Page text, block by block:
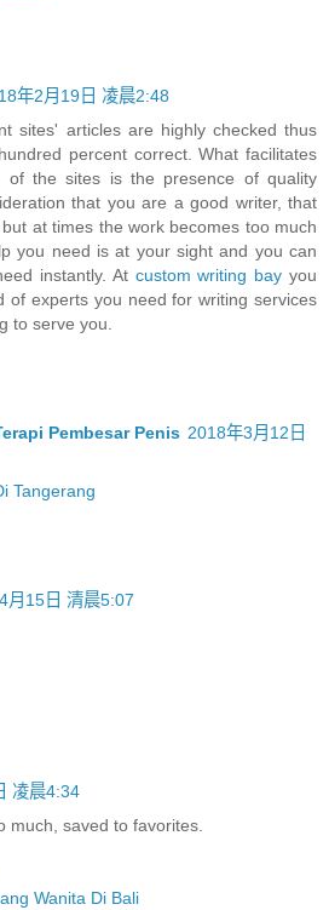
年2月19日 凌晨2:48
sites' articles are highly checked thus
percent correct. What facilitates
of the sites is the presence of quality
that you are a good writer, that
at times the work becomes too much
you need is at your sight and you can
instantly. At custom writing bay you
of experts you need for writing services
to serve you.
Pembesar Penis 2018年3月12日
Tangerang
月15日 清晨5:07
凌晨4:34
much, saved to favorites.
Wanita Di Bali